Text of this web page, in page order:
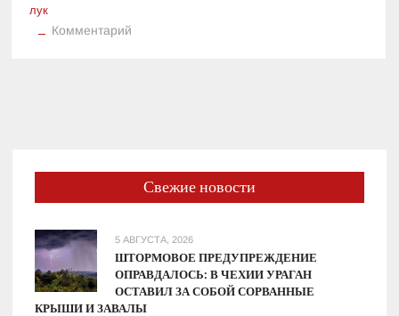
лук
Комментарий
минимуме
Анализ
рыночных
факторов
Свежие новости
5 АВГУСТА, 2026
ШТОРМОВОЕ ПРЕДУПРЕЖДЕНИЕ
ОПРАВДАЛОСЬ: В ЧЕХИИ УРАГАН
ОСТАВИЛ ЗА СОБОЙ СОРВАННЫЕ
КРЫШИ И ЗАВАЛЫ